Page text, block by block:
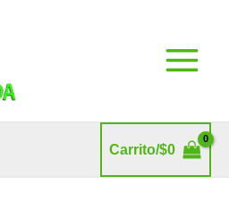
Carrito/$0